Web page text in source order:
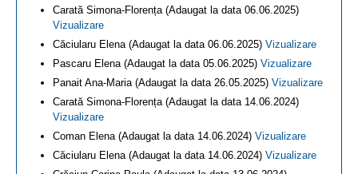
Carată Simona-Florența (Adaugat la data 06.06.2025)
Vizualizare
Căciularu Elena (Adaugat la data 06.06.2025) Vizualizare
Pascaru Elena (Adaugat la data 05.06.2025) Vizualizare
Panait Ana-Maria (Adaugat la data 26.05.2025) Vizualizare
Carată Simona-Florența (Adaugat la data 14.06.2024)
Vizualizare
Coman Elena (Adaugat la data 14.06.2024) Vizualizare
Căciularu Elena (Adaugat la data 14.06.2024) Vizualizare